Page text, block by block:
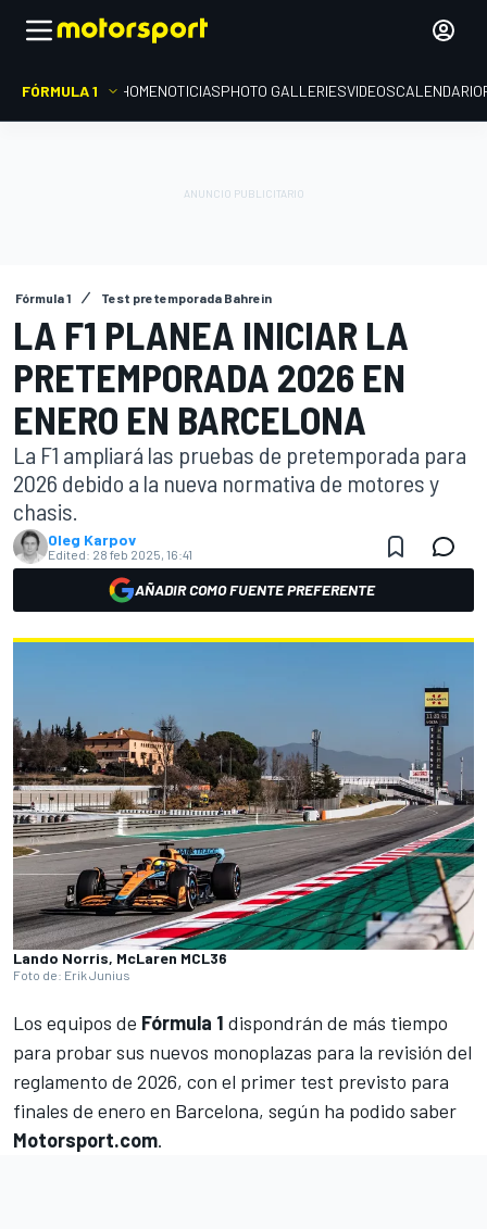
FÓRMULA 1 HOMENOTICIASPHOTO GALLERIESVIDEOSCALENDARIO
Fórmula 1 Test pretemporada Bahrein
LA F1 PLANEA INICIAR LA
PRETEMPORADA 2026 EN
ENERO EN BARCELONA
La F1 ampliará las pruebas de pretemporada para
2026 debido a la nueva normativa de motores y
chasis.
Oleg Karpov
Edited: 28 feb 2025, 16:41
AÑADIR COMO FUENTE PREFERENTE
Lando Norris, McLaren MCL36
Foto de: Erik Junius
Los equipos de Fórmula 1 dispondrán de más tiempo
para probar sus nuevos monoplazas para la revisión del
reglamento de 2026, con el primer test previsto para
finales de enero en Barcelona, según ha podido saber
Motorsport.com.